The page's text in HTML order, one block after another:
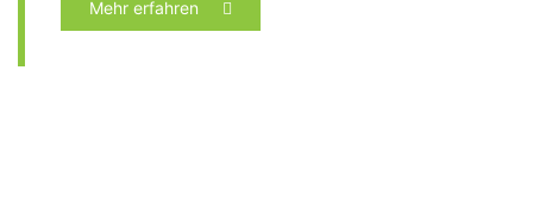
Mehr erfahren